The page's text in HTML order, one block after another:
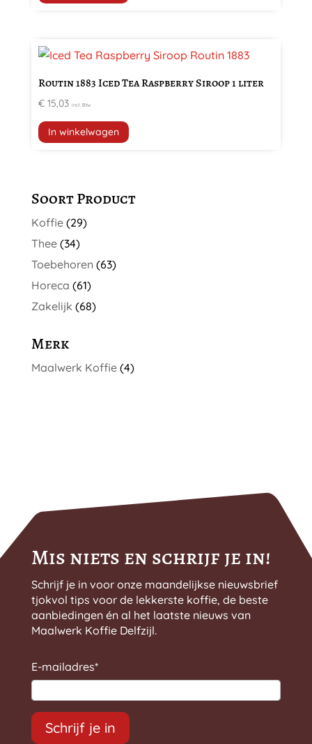
Routin 1883 Iced Tea Raspberry Siroop 1 liter
€15,03 incl. Btw
In winkelwagen
Soort Product
Koffie (29)
Thee (34)
Toebehoren (63)
Horeca (61)
Zakelijk (68)
Merk
Maalwerk Koffie (4)
Mis niets en schrijf je in!
Schrijf je in voor onze maandelijkse nieuwsbrief
tjokvol tips voor de lekkerste koffie, de beste
aanbiedingen én al het laatste nieuws van
Maalwerk Koffie Delfzijl.
E-mailadres*
Schrijf je in